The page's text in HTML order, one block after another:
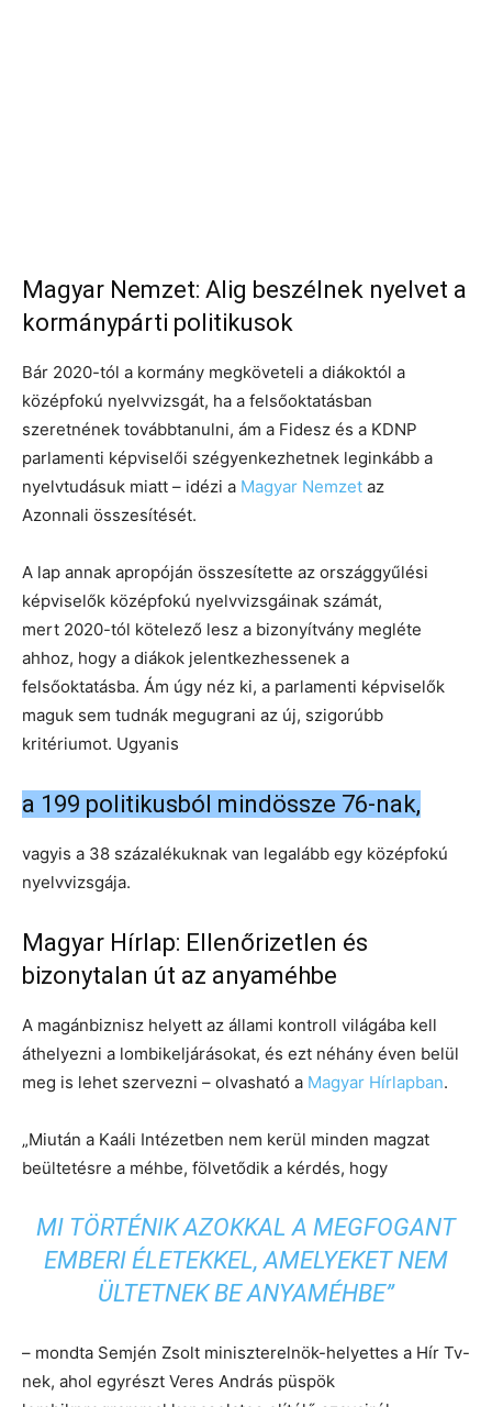
Magyar Nemzet: Alig beszélnek nyelvet a
kormánypárti politikusok
Bár 2020-tól a kormány megköveteli a diákoktól a
középfokú nyelvvizsgát, ha a felsőoktatásban
szeretnének továbbtanulni, ám a Fidesz és a KDNP
parlamenti képviselői szégyenkezhetnek leginkább a
nyelvtudásuk miatt – idézi a Magyar Nemzet az
Azonnali összesítését.
A lap annak apropóján összesítette az országgyűlési
képviselők középfokú nyelvvizsgáinak számát,
mert 2020-tól kötelező lesz a bizonyítvány megléte
ahhoz, hogy a diákok jelentkezhessenek a
felsőoktatásba. Ám úgy néz ki, a parlamenti képviselők
maguk sem tudnák megugrani az új, szigorúbb
kritériumot. Ugyanis
a 199 politikusból mindössze 76-nak,
vagyis a 38 százalékuknak van legalább egy középfokú
nyelvvizsgája.
Magyar Hírlap: Ellenőrizetlen és
bizonytalan út az anyaméhbe
A magánbiznisz helyett az állami kontroll világába kell
áthelyezni a lombikeljárásokat, és ezt néhány éven belül
meg is lehet szervezni – olvasható a Magyar Hírlapban.
„Miután a Kaáli Intézetben nem kerül minden magzat
beültetésre a méhbe, fölvetődik a kérdés, hogy
MI TÖRTÉNIK AZOKKAL A MEGFOGANT
EMBERI ÉLETEKKEL, AMELYEKET NEM
ÜLTETNEK BE ANYAMÉHBE”
– mondta Semjén Zsolt miniszterelnök-helyettes a Hír Tv-
nek, ahol egyrészt Veres András püspök